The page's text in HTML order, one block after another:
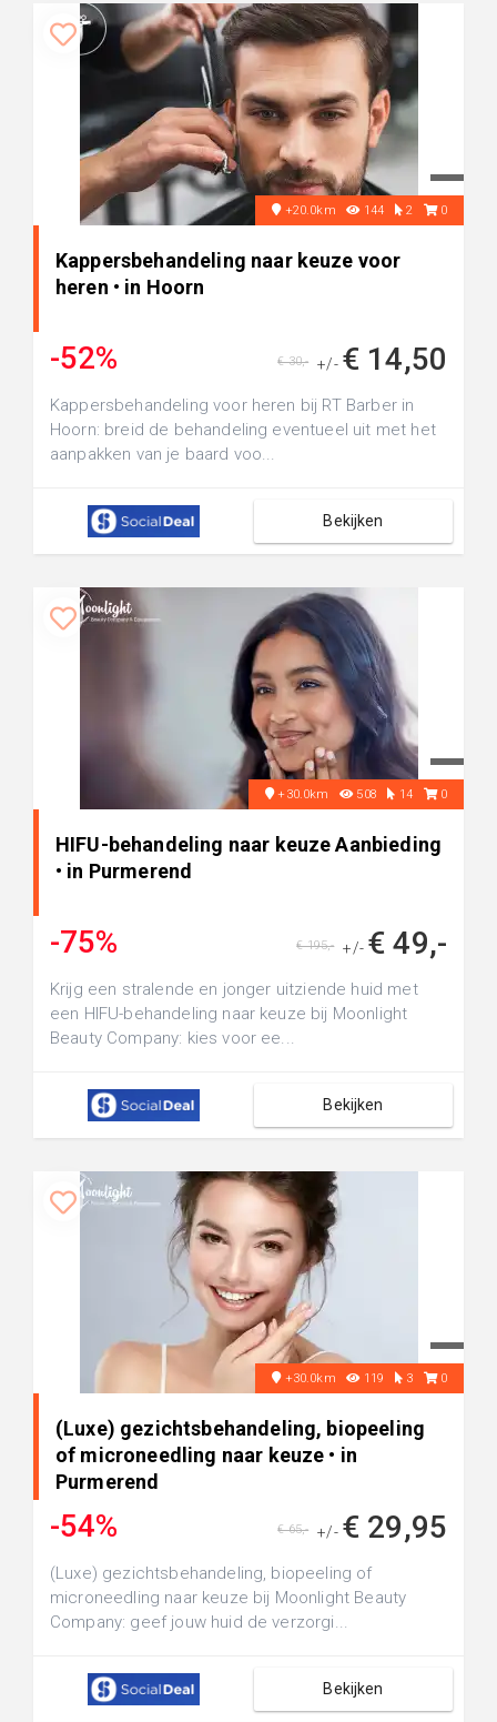
+20.0km 144 2 0
Kappersbehandeling naar keuze voor
heren • in Hoorn
-52% +/- € 14,50
€ 30,-
Kappersbehandeling voor heren bij RT Barber in
Hoorn: breid de behandeling eventueel uit met het
aanpakken van je baard voo...
Bekijken
+30.0km 508 14 0
HIFU-behandeling naar keuze Aanbieding
• in Purmerend
-75% +/- € 49,-
€ 195,-
Krijg een stralende en jonger uitziende huid met
een HIFU-behandeling naar keuze bij Moonlight
Beauty Company: kies voor ee...
Bekijken
+30.0km 119 3 0
(Luxe) gezichtsbehandeling, biopeeling
of microneedling naar keuze • in
Purmerend
-54% +/- € 29,95
€ 65,-
(Luxe) gezichtsbehandeling, biopeeling of
microneedling naar keuze bij Moonlight Beauty
Company: geef jouw huid de verzorgi...
Bekijken